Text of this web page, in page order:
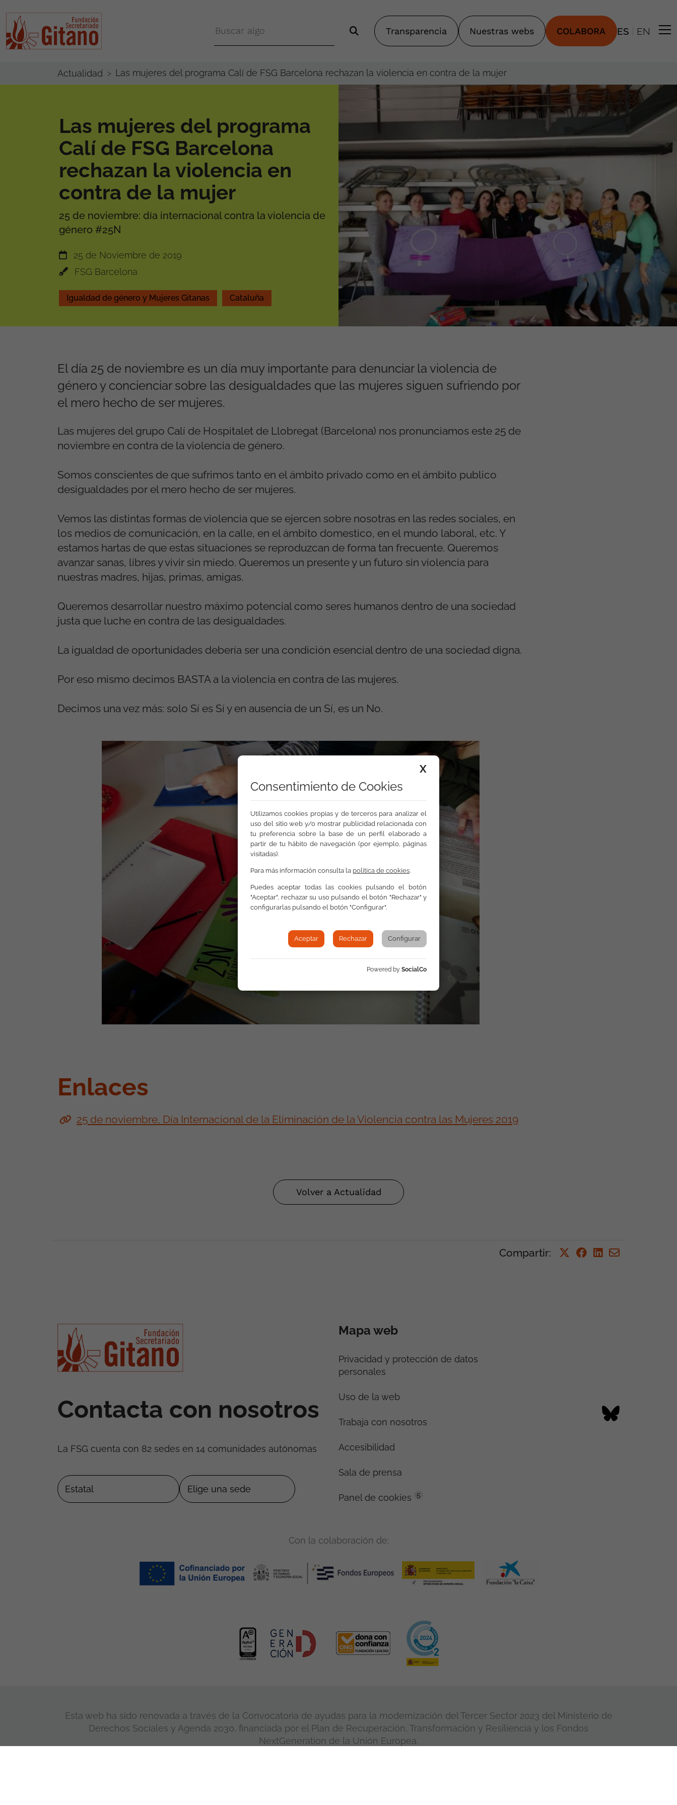
Transparencia Nuestras webs COLABORA ES EN
Actualidad Las mujeres del programa Calí de FSG Barcelona rechazan la violencia en contra de la mujer
Las mujeres del programa
Calí de FSG Barcelona
rechazan la violencia en
contra de la mujer
25 de noviembre: día internacional contra la violencia de
género #25N
25 de Noviembre de 2019
FSG Barcelona
Igualdad de género y Mujeres Gitanas Cataluña
El día 25 de noviembre es un día muy importante para denunciar la violencia de
género y concienciar sobre las desigualdades que las mujeres siguen sufriendo por
el mero hecho de ser mujeres.
Las mujeres del grupo Calí de Hospitalet de Llobregat (Barcelona) nos pronunciamos este 25 de
noviembre en contra de la violencia de género.
Somos conscientes de que sufrimos tanto en el ámbito privado como en el ámbito publico
desigualdades por el mero hecho de ser mujeres.
Vemos las distintas formas de violencia que se ejercen sobre nosotras en las redes sociales, en
los medios de comunicación, en la calle, en el ámbito domestico, en el mundo laboral, etc. Y
estamos hartas de que estas situaciones se reproduzcan de forma tan frecuente. Queremos
avanzar sanas, libres y vivir sin miedo. Queremos un presente y un futuro sin violencia para
nuestras madres, hijas, primas, amigas.
Queremos desarrollar nuestro máximo potencial como seres humanos dentro de una sociedad
justa que luche en contra de las desigualdades.
La igualdad de oportunidades debería ser una condición esencial dentro de una sociedad digna.
Por eso mismo decimos BASTA a la violencia en contra de las mujeres.
Decimos una vez más: solo Sí es Sí y en ausencia de un Sí, es un No.
Enlaces
25 de noviembre, Día Internacional de la Eliminación de la Violencia contra las Mujeres 2019
Volver a Actualidad
Compartir:
Contacta con nosotros
La FSG cuenta con 82 sedes en 14 comunidades autónomas
Mapa web
Privacidad y protección de datos
personales
Uso de la web
Trabaja con nosotros
Accesibilidad
Sala de prensa
Panel de cookies 5
Con la colaboración de:
Esta web ha sido renovada a través de la Convocatoria de ayudas para la modernización del Tercer Sector 2023 del Ministerio de
Derechos Sociales y Agenda 2030, financiada por el Plan de Recuperación, Transformación y Resiliencia y los Fondos
NextGeneration de la Unión Europea.
X
Consentimiento de Cookies
Utilizamos cookies propias y de terceros para analizar el
uso del sitio web y/o mostrar publicidad relacionada con
tu preferencia sobre la base de un perfil elaborado a
partir de tu hábito de navegación (por ejemplo, páginas
visitadas).
Para más información consulta la política de cookies.
Puedes aceptar todas las cookies pulsando el botón
"Aceptar", rechazar su uso pulsando el botón "Rechazar" y
configurarlas pulsando el botón "Configurar".
Aceptar Rechazar Configurar
Powered by SocialCo